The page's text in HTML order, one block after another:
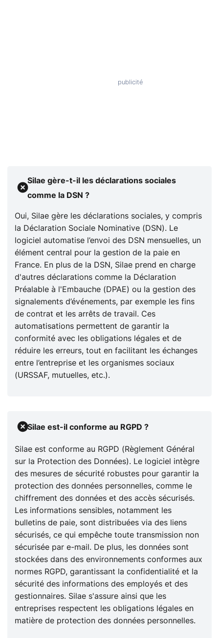
Silae gère-t-il les déclarations sociales
comme la DSN ?
Oui, Silae gère les déclarations sociales, y compris
la Déclaration Sociale Nominative (DSN). Le
logiciel automatise l’envoi des DSN mensuelles, un
élément central pour la gestion de la paie en
France. En plus de la DSN, Silae prend en charge
d'autres déclarations comme la Déclaration
Préalable à l'Embauche (DPAE) ou la gestion des
signalements d’événements, par exemple les fins
de contrat et les arrêts de travail. Ces
automatisations permettent de garantir la
conformité avec les obligations légales et de
réduire les erreurs, tout en facilitant les échanges
entre l’entreprise et les organismes sociaux
(URSSAF, mutuelles, etc.).
Silae est-il conforme au RGPD ?
Silae est conforme au RGPD (Règlement Général
sur la Protection des Données). Le logiciel intègre
des mesures de sécurité robustes pour garantir la
protection des données personnelles, comme le
chiffrement des données et des accès sécurisés.
Les informations sensibles, notamment les
bulletins de paie, sont distribuées via des liens
sécurisés, ce qui empêche toute transmission non
sécurisée par e-mail. De plus, les données sont
stockées dans des environnements conformes aux
normes RGPD, garantissant la confidentialité et la
sécurité des informations des employés et des
gestionnaires. Silae s'assure ainsi que les
entreprises respectent les obligations légales en
matière de protection des données personnelles.